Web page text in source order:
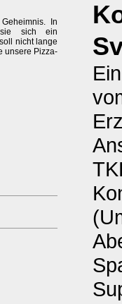
In
sie sich ein
nicht lange
unsere Pizza-